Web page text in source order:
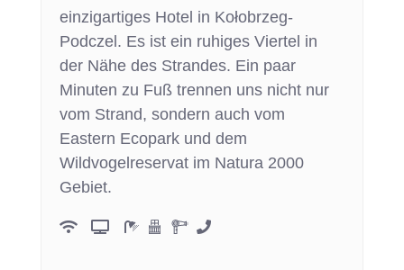
einzigartiges Hotel in Kołobrzeg-
Podczel. Es ist ein ruhiges Viertel in
der Nähe des Strandes. Ein paar
Minuten zu Fuß trennen uns nicht nur
vom Strand, sondern auch vom
Eastern Ecopark und dem
Wildvogelreservat im Natura 2000
Gebiet.